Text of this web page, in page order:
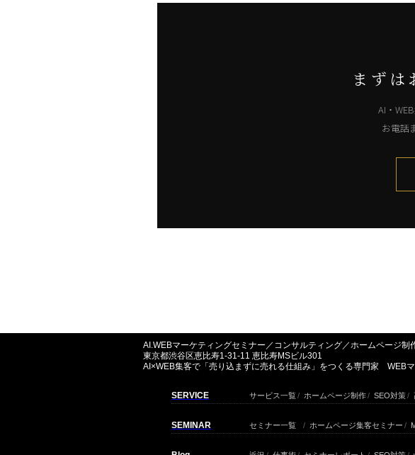
まずは
AI・
お電話
AI.WEBマーケティングセミナー／コンサルティング／ホームページ
東京都渋谷区恵比寿1-31-11 恵比寿MSビル301
AI×WEB集客で「売り込まずに売れる仕組み」をつくる専門家 WEB
SERVICE サービス一覧/ ホームページ制作/ SEO対策/
SEMINAR セミナー一覧 / ホームページ集客セミナー /